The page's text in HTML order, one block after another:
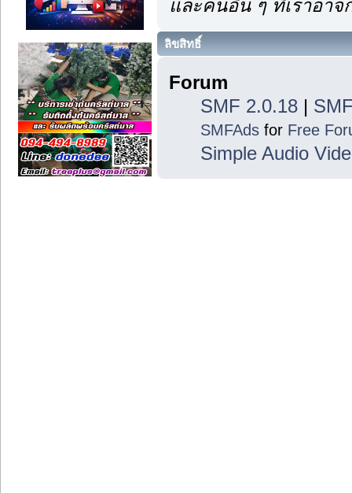
และคนอื่น ๆ ที่เราอา
ลิขสิทธิ์
Forum
SMF 2.0.18|
SMFAdsfor Free
Simple Audio